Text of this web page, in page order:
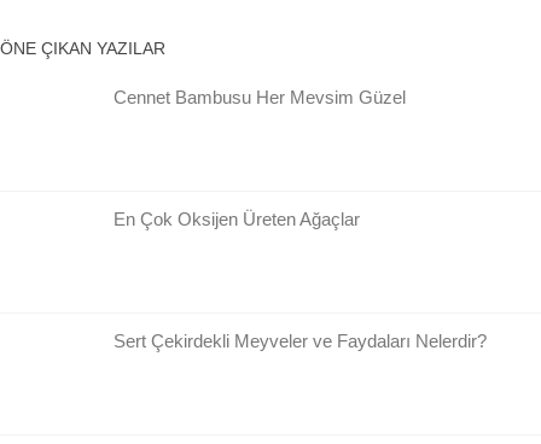
ÖNE ÇIKAN YAZILAR
Cennet Bambusu Her Mevsim Güzel
En Çok Oksijen Üreten Ağaçlar
Sert Çekirdekli Meyveler ve Faydaları Nelerdir?